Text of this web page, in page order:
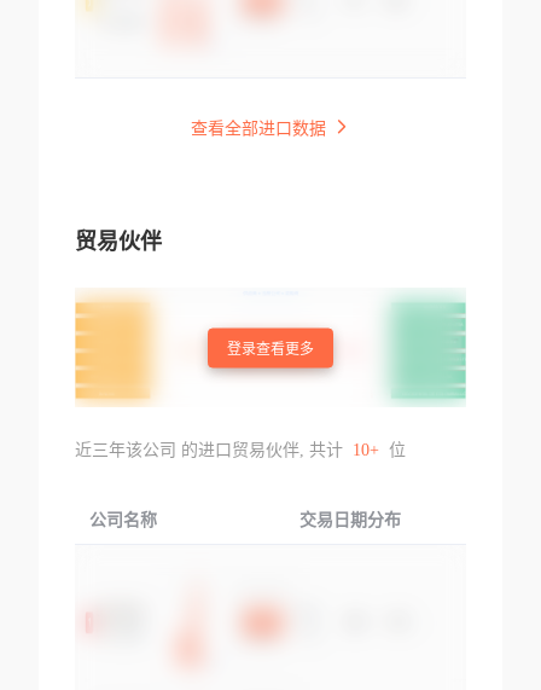
查看全部进口数据
贸易伙伴
登录查看更多
近三年该公司 的进口贸易伙伴, 共计 10+ 位
公司名称 交易日期分布